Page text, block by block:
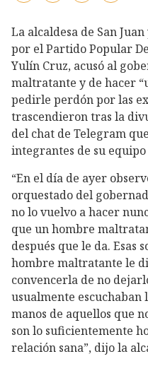
La alcaldesa de San
por el Partido Popular
Yulín Cruz, acusó al
maltratante y de hacer
pedirle perdón por las
trascendieron tras la
del chat de Telegram
integrantes de su
“En el día de ayer
orquestado del
no lo vuelvo a hacer
que un hombre
después que le da. Esas
hombre maltratante le
convencerla de no
usualmente
manos de aquellos que
son lo suficientemente
relación sana”, dijo la